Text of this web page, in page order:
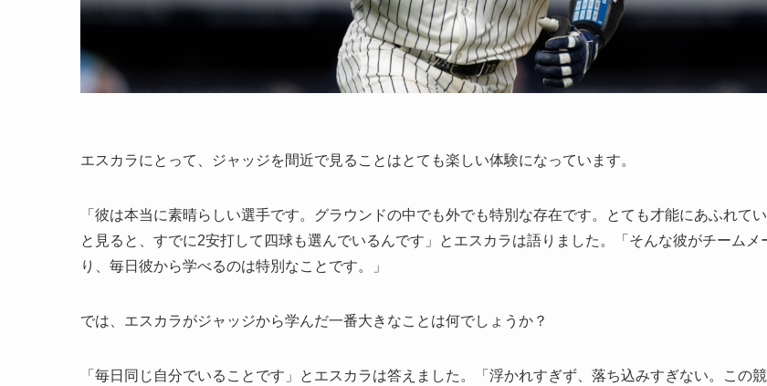
エスカラにとって、ジャッジを間近で見ることはとても楽しい体験になっています。
「彼は本当に素晴らしい選手です。グラウンドの中でも外でも特別な存在です。とても才能にあふれて
と見ると、すでに2安打して四球も選んでいるんです」とエスカラは語りました。「そんな彼がチームメ
り、毎日彼から学べるのは特別なことです。」
では、エスカラがジャッジから学んだ一番大きなことは何でしょうか？
「毎日同じ自分でいることです」とエスカラは答えました。「浮かれすぎず、落ち込みすぎない。この